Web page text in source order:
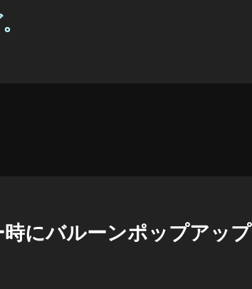
時にバルーンポップアップ